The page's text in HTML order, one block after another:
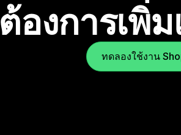
ต้องการเพิ่
ทดลองใช้งาน